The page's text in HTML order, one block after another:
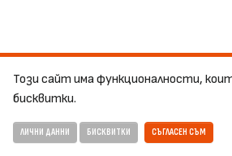
Този сайт има функционалности,
бисквитки.
ЛИЧНИ ДАННИ БИСКВИТКИ СЪГЛАСЕН СЪМ